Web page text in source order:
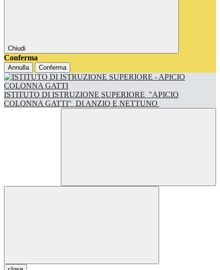
Chiudi
Conferma
Annulla Conferma
ISTITUTO DI ISTRUZIONE SUPERIORE "APICIO
COLONNA GATTI" DI ANZIO E NETTUNO